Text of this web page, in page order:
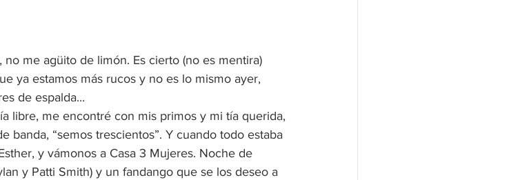
me agüito de limón. Es cierto (no es mentira)
ya estamos más rucos y no es lo mismo ayer,
de espalda...
libre, me encontré con mis primos y mi tía querida,
banda, “semos trescientos”. Y cuando todo estaba
y vámonos a Casa 3 Mujeres. Noche de
y Patti Smith) y un fandango que se los deseo a